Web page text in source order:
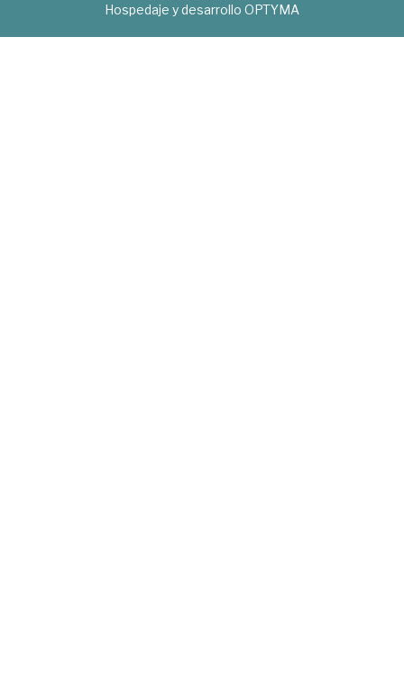
Hospedaje y desarrollo OPTYMA